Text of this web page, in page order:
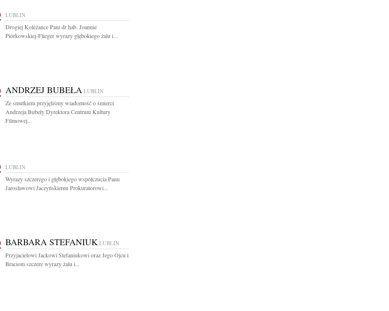
LUBLIN
Drogiej Koleżance Pani dr hab. Joannie
Piórkowskiej-Flieger wyrazy głębokiego żalu i...
ANDRZEJ BUBEŁA LUBLIN
Ze smutkiem przyjęliśmy wiadomość o śmierci
Andrzeja Bubeły Dyrektora Centrum Kultury
Filmowej...
LUBLIN
Wyrazy szczerego i głębokiego współczucia Panu
Jarosławowi Jaczyńskiemu Prokuratorowi...
BARBARA STEFANIUK LUBLIN
Przyjacielowi Jackowi Stefaniukowi oraz Jego Ojcu i
Braciom szczere wyrazy żalu i...